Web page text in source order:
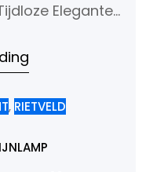
Elegante
Gerrit
aan de
Stijl. Zijn
en functionele
, RIETVELD